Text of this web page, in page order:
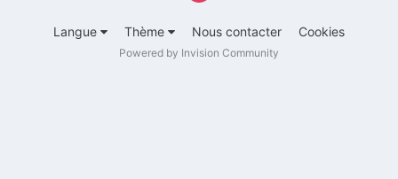
Langue Thème Nous contacter Cookies
Powered by Invision Community